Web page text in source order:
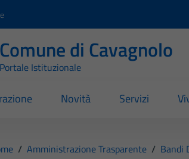
Comune di Cavagnolo
Portale Istituzionale
Novità Servizi
/ Amministrazione Trasparente / Bandi